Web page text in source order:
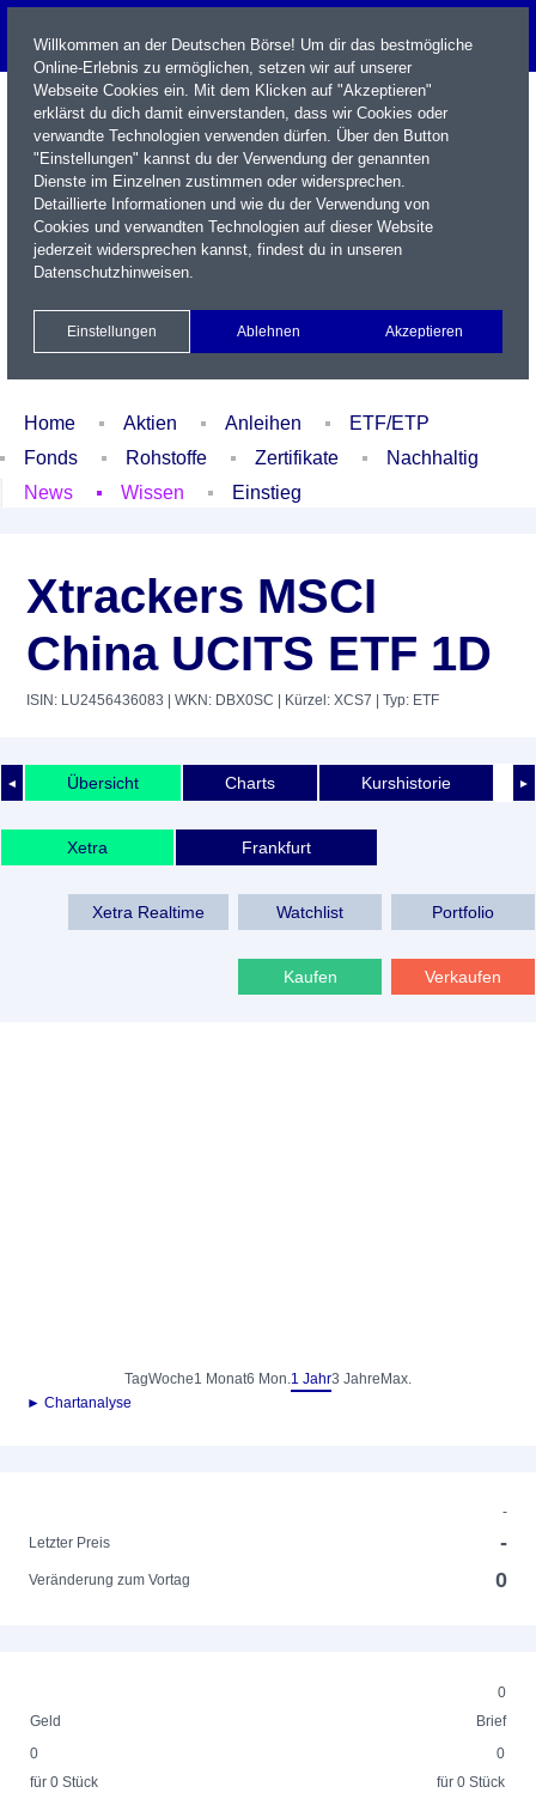
Name / WKN / ISIN / Kürzel
Xetra Realtime
Watchlist Portfolio Login
Home Aktien Anleihen
ETF/ETP
Fonds
Rohstoffe Zertifikate
Nachhaltig
News
Wissen Einstieg
Xtrackers MSCI
China UCITS ETF 1D
ISIN: LU2456436083 | WKN: DBX0SC | Kürzel: XCS7 | Typ: ETF
◄ ►
Übersicht Charts Kurshistorie
Xetra Frankfurt
Xetra Realtime Watchlist Portfolio
Kaufen Verkaufen
TagWoche1 Monat6 Mon.1 Jahr3 Jahre Max.
► Chartanalyse
-
Letzter Preis
-
Veränderung zum Vortag 0
0
Geld
Brief
0
für 0 Stück
0
für 0 Stück
Willkommen an der Deutschen Börse! Um dir das bestmögliche
Online-Erlebnis zu ermöglichen, setzen wir auf unserer
Webseite Cookies ein. Mit dem Klicken auf "Akzeptieren"
erklärst du dich damit einverstanden, dass wir Cookies oder
verwandte Technologien verwenden dürfen. Über den Button
"Einstellungen" kannst du der Verwendung der genannten
Dienste im Einzelnen zustimmen oder widersprechen.
Detaillierte Informationen und wie du der Verwendung von
Cookies und verwandten Technologien auf dieser Website
jederzeit widersprechen kannst, findest du in unseren
Datenschutzhinweisen.
Einstellungen Ablehnen Akzeptieren